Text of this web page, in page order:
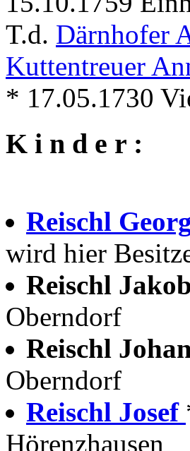
T.d. Därnhofer
Kuttentreuer
* 17.05.1730
K i n d e r :
Reischl
wird hier
Reischl Jakob
Oberndorf
Reischl
Oberndorf
Reischl Josef
Hörenzhausen